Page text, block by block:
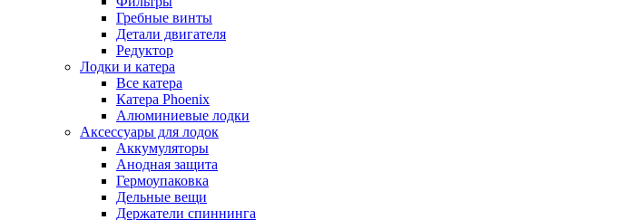
Гребные винты
Детали двигателя
Редуктор
Лодки и катера
Все катера
Катера Phoenix
Алюминиевые лодки
Аксессуары для лодок
Аккумуляторы
Анодная защита
Гермоупаковка
Дельные вещи
Держатели спиннинга